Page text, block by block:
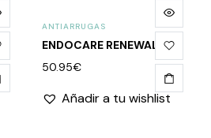
ANTIARRUGAS
ENDOCARE RENEWAL
50.95€
Añadir a tu wishlist